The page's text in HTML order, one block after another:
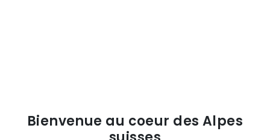
Bienvenue au coeur des Alpes